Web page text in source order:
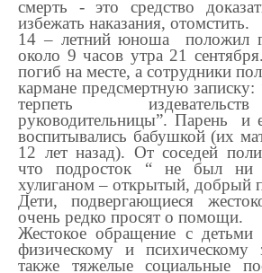
смерть - это средство
избежать наказания, отомстить.
14 – летний юноша положил
около 9 часов утра 21
погиб на месте, а сотрудники
кармане предсмертную
терпеть
руководительницы”. Парень и
воспитывались бабушкой (их
12 лет назад). От соседей
что подросток “ не был ни
хулиганом – открытый, добрый
Дети, подвергающиеся
очень редко просят о помощи.
Жестокое обращение с детьми
физическому и психическому
также тяжелые социальные